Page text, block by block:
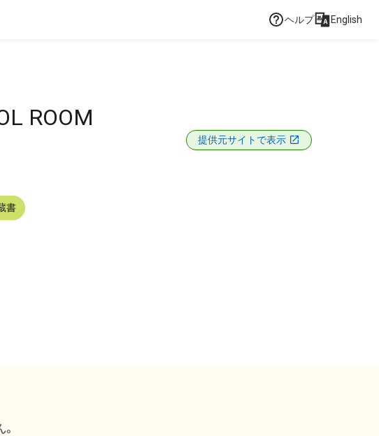
ヘルプ English
ROOM
提供元サイトで表示
書